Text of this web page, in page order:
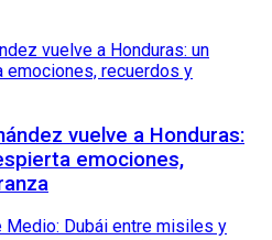
vuelve a Honduras:
emociones,